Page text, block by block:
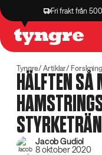
Fri frakt från
Butik Recept
Tyngre Artiklar Forskning
HÄLFTEN SÅ
Jacob Gudiol
8 oktober 2020